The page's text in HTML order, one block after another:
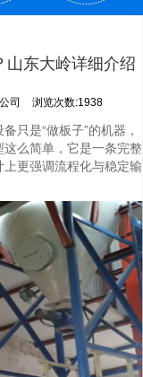
山东大岭详细介绍
司 浏览次数:1938
只是“做板子”的机器，
么简单，它是一条完整
更强调流程化与稳定输